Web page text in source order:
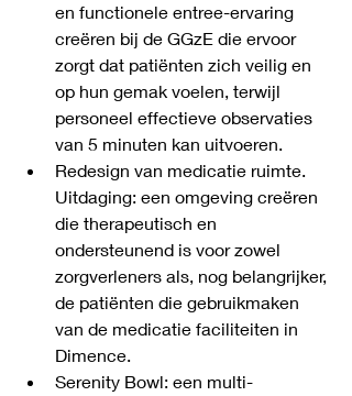
en functionele entree-ervaring
creëren bij de GGzE die ervoor
zorgt dat patiënten zich veilig en
op hun gemak voelen, terwijl
personeel effectieve observaties
van 5 minuten kan uitvoeren.
Redesign van medicatie ruimte.
Uitdaging: een omgeving creëren
die therapeutisch en
ondersteunend is voor zowel
zorgverleners als, nog belangrijker,
de patiënten die gebruikmaken
van de medicatie faciliteiten in
Dimence.
Serenity Bowl: een multi-